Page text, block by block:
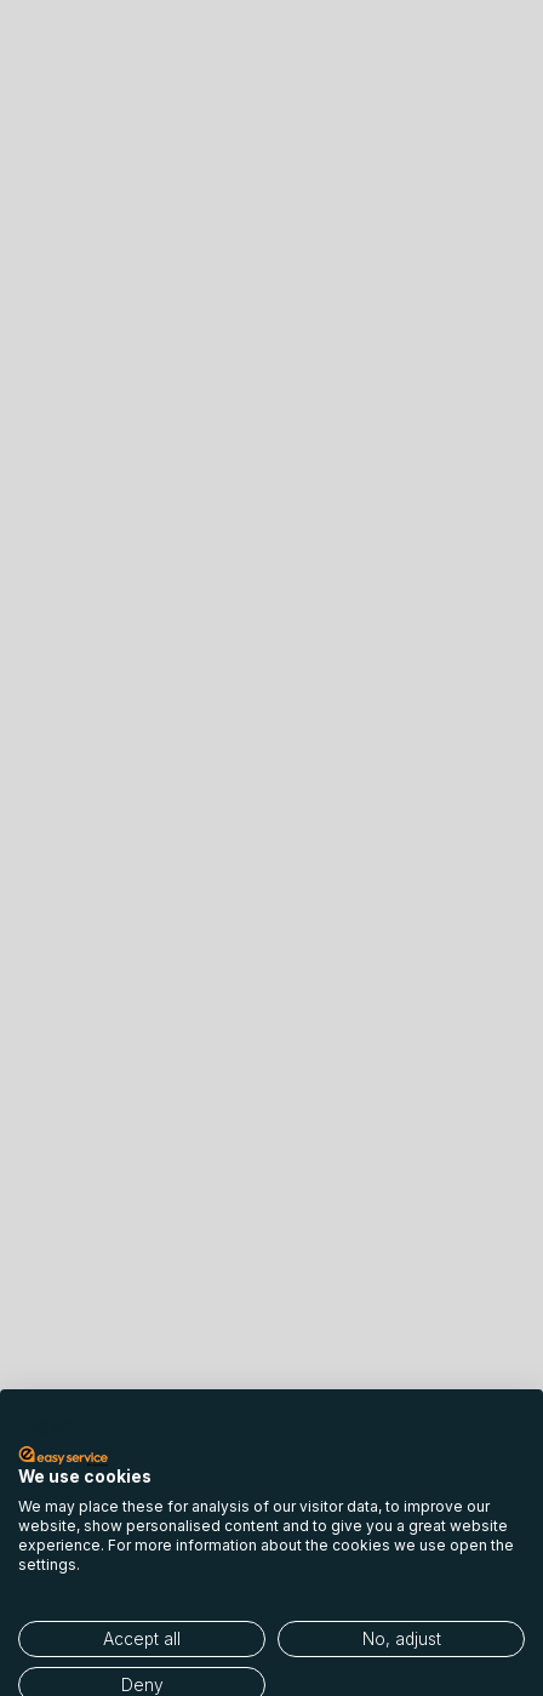
We use cookies
We may place these for analysis of our visitor data, to improve our
website, show personalised content and to give you a great website
experience. For more information about the cookies we use open the
settings.
Accept all No, adjust
Deny